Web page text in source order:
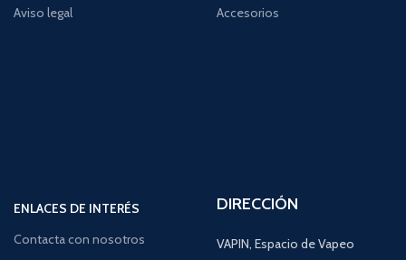
Aviso legal
Accesorios
ENLACES DE INTERÉS
Contacta con nosotros
DIRECCIÓN
VAPIN, Espacio de Vapeo